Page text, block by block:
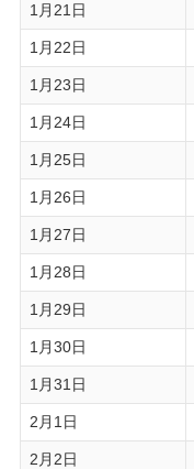
1月21日
1月22日
1月23日
1月24日
1月25日
1月26日
1月27日
1月28日
1月29日
1月30日
1月31日
2月1日
2月2日